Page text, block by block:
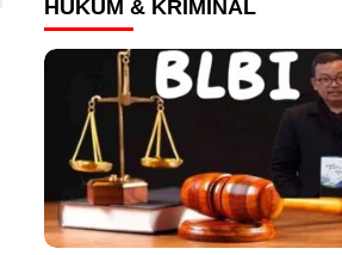
HUKUM & KRIMINAL